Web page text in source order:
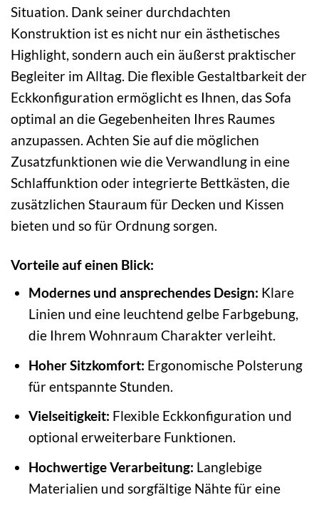
Situation. Dank seiner durchdachten
Konstruktion ist es nicht nur ein ästhetisches
Highlight, sondern auch ein äußerst praktischer
Begleiter im Alltag. Die flexible Gestaltbarkeit der
Eckkonfiguration ermöglicht es Ihnen, das Sofa
optimal an die Gegebenheiten Ihres Raumes
anzupassen. Achten Sie auf die möglichen
Zusatzfunktionen wie die Verwandlung in eine
Schlaffunktion oder integrierte Bettkästen, die
zusätzlichen Stauraum für Decken und Kissen
bieten und so für Ordnung sorgen.
Vorteile auf einen Blick:
Modernes und ansprechendes Design: Klare
Linien und eine leuchtend gelbe Farbgebung,
die Ihrem Wohnraum Charakter verleiht.
Hoher Sitzkomfort: Ergonomische Polsterung
für entspannte Stunden.
Vielseitigkeit: Flexible Eckkonfiguration und
optional erweiterbare Funktionen.
Hochwertige Verarbeitung: Langlebige
Materialien und sorgfältige Nähte für eine